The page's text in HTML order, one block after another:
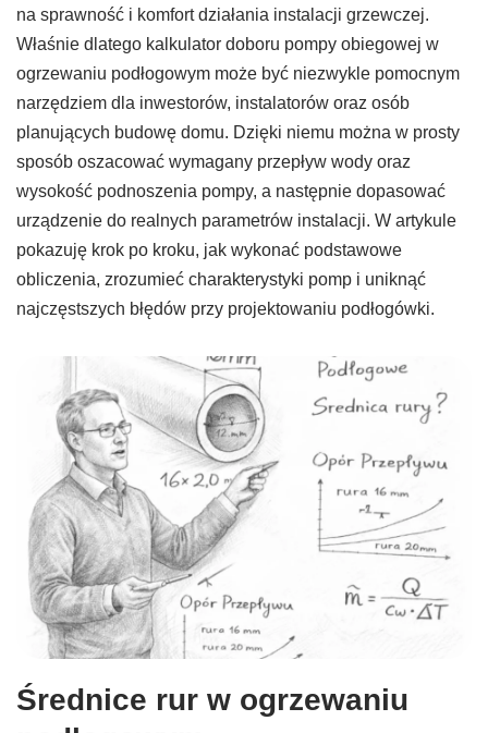
na sprawność i komfort działania instalacji grzewczej.
Właśnie dlatego kalkulator doboru pompy obiegowej w
ogrzewaniu podłogowym może być niezwykle pomocnym
narzędziem dla inwestorów, instalatorów oraz osób
planujących budowę domu. Dzięki niemu można w prosty
sposób oszacować wymagany przepływ wody oraz
wysokość podnoszenia pompy, a następnie dopasować
urządzenie do realnych parametrów instalacji. W artykule
pokazuję krok po kroku, jak wykonać podstawowe
obliczenia, zrozumieć charakterystyki pomp i uniknąć
najczęstszych błędów przy projektowaniu podłogówki.
Średnice rur w ogrzewaniu